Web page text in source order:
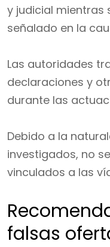
y judicial mientras
señalado en la
Las autoridades
declaraciones y
durante las
Debido a la
investigados, no
vinculados a las
falsas